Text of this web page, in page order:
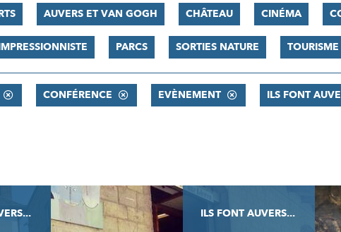
AUVERS ET VAN GOGH CHÂTEAU CINÉMA
PARCS SORTIES NATURE TOURISME
CONFÉRENCE EVÈNEMENT ILS FONT
ILS FONT AUVERS...